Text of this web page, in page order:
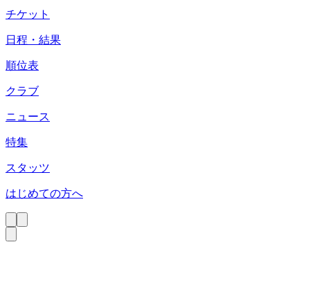
チケット
日程・結果
順位表
クラブ
ニュース
特集
スタッツ
はじめての方へ